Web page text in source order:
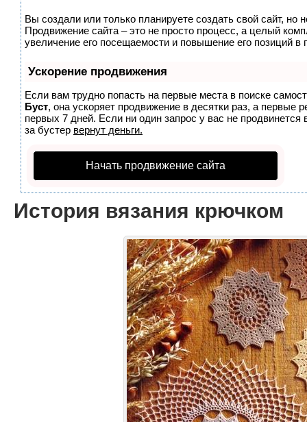
Вы создали или только планируете создать свой сайт, но
Продвижение сайта – это не просто процесс, а целый
увеличение его посещаемости и повышение его позиций в
Ускорение продвижения
Если вам трудно попасть на первые места в поиске
Буст, она ускоряет продвижение в десятки раз, а первые
первых 7 дней. Если ни один запрос у вас не продвинется
за бустер вернут деньги.
Начать продвижение сайта
История вязания крючком